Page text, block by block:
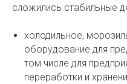
сложились стабильные
холодильное,
оборудование для
том числе для
переработки и